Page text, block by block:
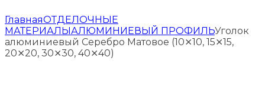
ГлавнаяОТДЕЛОЧНЫЕ
МАТЕРИАЛЫАЛЮМИНИЕВЫЙ ПРОФИЛЬУголок
алюминиевый Серебро Матовое (10⨯10, 15⨯15,
20⨯20, 30⨯30, 40⨯40)